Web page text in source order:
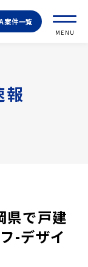
案件一覧
MENU
報
県で戸建
-デザイ